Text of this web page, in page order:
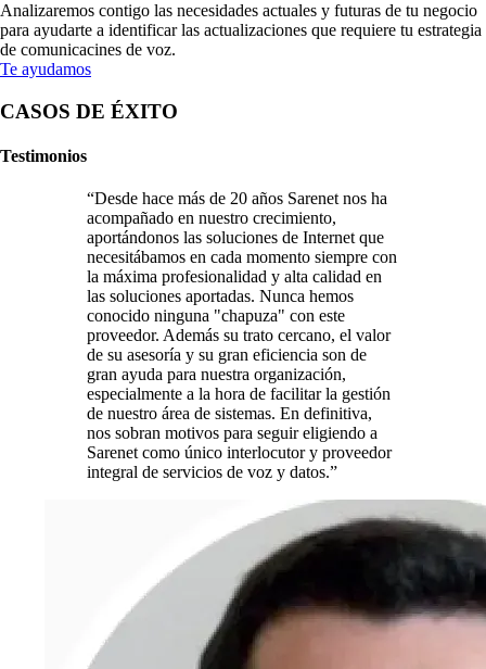
Analizaremos contigo las necesidades actuales y futuras de tu negocio
para ayudarte a identificar las actualizaciones que requiere tu estrategia
de comunicacines de voz.
Te ayudamos
CASOS DE ÉXITO
Testimonios
“Desde hace más de 20 años Sarenet nos ha
acompañado en nuestro crecimiento,
aportándonos las soluciones de Internet que
necesitábamos en cada momento siempre con
la máxima profesionalidad y alta calidad en
las soluciones aportadas. Nunca hemos
conocido ninguna "chapuza" con este
proveedor. Además su trato cercano, el valor
de su asesoría y su gran eficiencia son de
gran ayuda para nuestra organización,
especialmente a la hora de facilitar la gestión
de nuestro área de sistemas. En definitiva,
nos sobran motivos para seguir eligiendo a
Sarenet como único interlocutor y proveedor
integral de servicios de voz y datos.”